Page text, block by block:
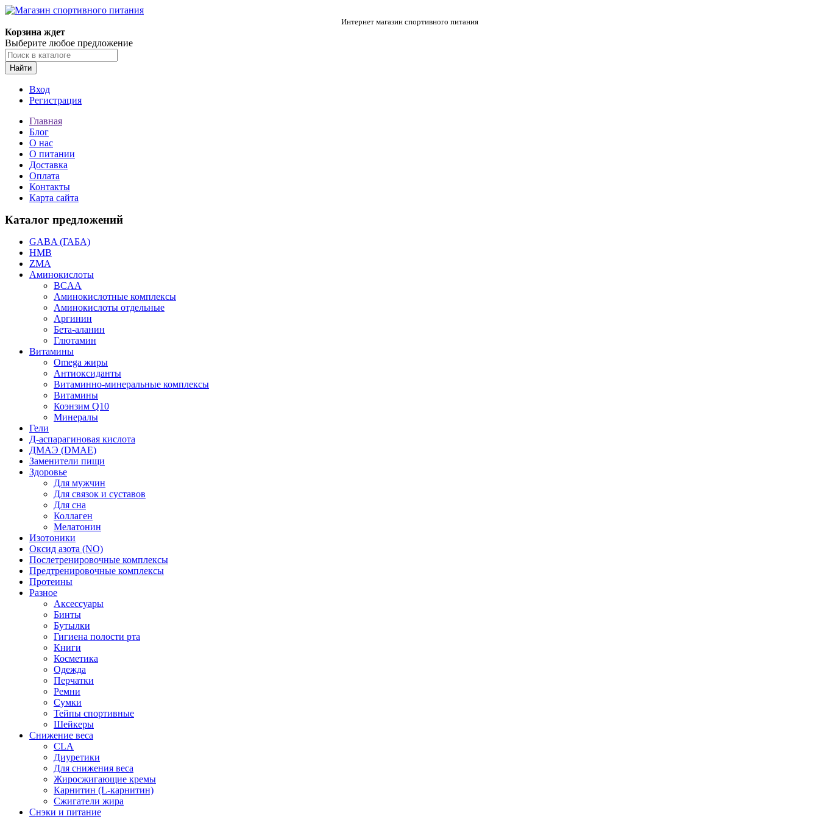
Интернет магазин спортивного питания
Корзина ждет
Выберите любое предложение
Найти
Вход
Регистрация
Главная
Блог
О нас
О питании
Доставка
Оплата
Контакты
Карта сайта
Каталог предложений
GABA (ГАБА)
HMB
ZMA
Аминокислоты
BCAA
Аминокислотные комплексы
Аминокислоты отдельные
Аргинин
Бета-аланин
Глютамин
Витамины
Omega жиры
Антиоксиданты
Витаминно-минеральные комплексы
Витамины
Коэнзим Q10
Минералы
Гели
Д-аспарагиновая кислота
ДМАЭ (DMAE)
Заменители пищи
Здоровье
Для мужчин
Для связок и суставов
Для сна
Коллаген
Мелатонин
Изотоники
Оксид азота (NO)
Послетренировочные комплексы
Предтренировочные комплексы
Протеины
Разное
Аксессуары
Бинты
Бутылки
Гигиена полости рта
Книги
Косметика
Одежда
Перчатки
Ремни
Сумки
Тейпы спортивные
Шейкеры
Снижение веса
CLA
Диуретики
Для снижения веса
Жиросжигающие кремы
Карнитин (L-карнитин)
Сжигатели жира
Снэки и питание